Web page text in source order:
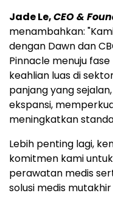
Jade Le,CEO &
menambahkan:
dengan Dawn dan
Pinnacle menuju
keahlian luas di
panjang yang
ekspansi,
meningkatkan
Lebih penting lagi,
komitmen kami
perawatan medis
solusi medis